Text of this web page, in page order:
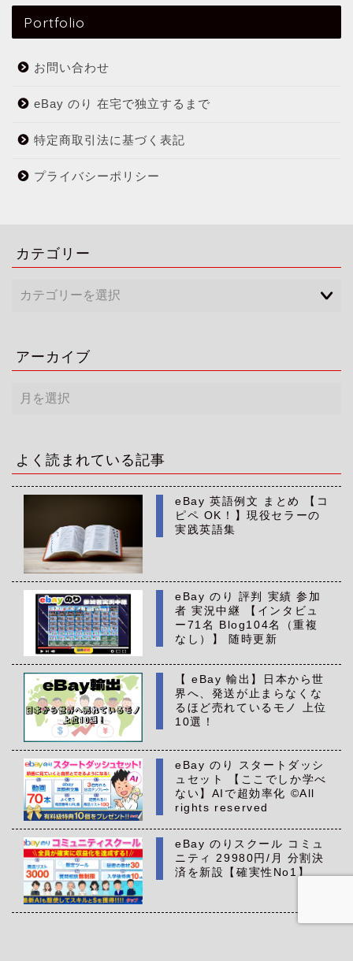
Portfolio
お問い合わせ
eBay のり 在宅で独立するまで
特定商取引法に基づく表記
プライバシーポリシー
カテゴリー
アーカイブ
ー
ブ
よく読まれている記事
eBay 英語例文 まとめ 【コ
ピペ OK！】現役セラーの
実践英語集
eBay のり 評判 実績 参加
者 実況中継 【インタビュ
ー71名 Blog104名（重複
なし）】 随時更新
【 eBay 輸出】日本から世
界へ、発送が止まらなくな
るほど売れているモノ 上位
10選！
eBay のり スタートダッシ
ュセット 【ここでしか学べ
ない】AIで超効率化 ©All
rights reserved
eBay のりスクール コミュ
ニティ 29980円/月 分割決
済を新設【確実性No1】